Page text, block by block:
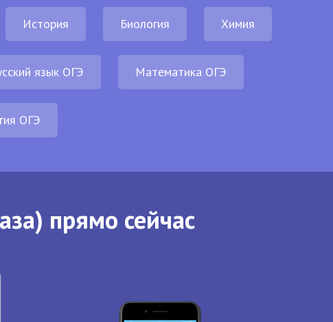
История Биология Химия
язык ОГЭ Математика ОГЭ
ОГЭ
прямо сейчас